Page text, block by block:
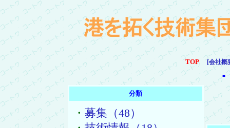
TOP [会社概
■
分類
・ 募集（48）